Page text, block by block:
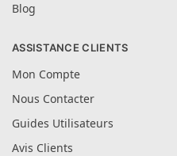
Blog
ASSISTANCE CLIENTS
Mon Compte
Nous Contacter
Guides Utilisateurs
Avis Clients